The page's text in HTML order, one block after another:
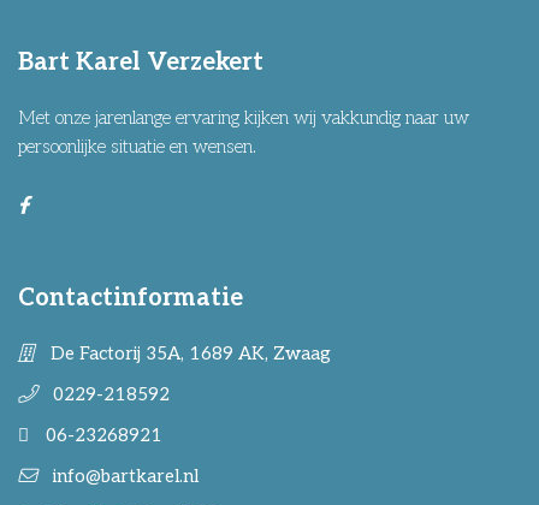
Bart Karel Verzekert
Met onze jarenlange ervaring kijken wij vakkundig naar uw
persoonlijke situatie en wensen.
Contactinformatie
De Factorij 35A, 1689 AK, Zwaag
0229-218592
06-23268921
info@bartkarel.nl